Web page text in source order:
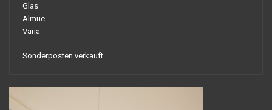
Glas
Almue
Varia
Sonderposten verkauft